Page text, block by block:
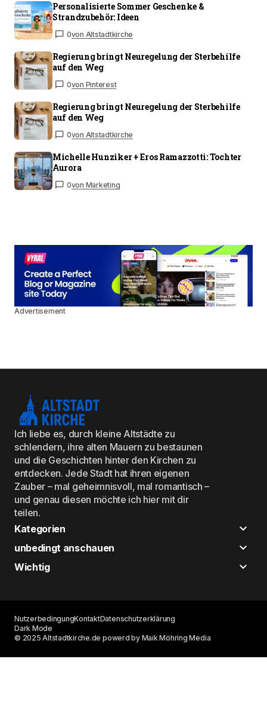
Personalisierte Sommer Geschenke &
Strandzubehör: Ideen
0von Altstadtkirche
Regierung bringt Neuregelung der Sterbehilfe
auf den Weg
0von Pinterest
Regierung bringt Neuregelung der Sterbehilfe
auf den Weg
0von Altstadtkirche
Michelle Hunziker + Eros Ramazzotti: Tochter
Aurora
0von Marketing
Advertisement
Ich liebe es, durch kleine Altstädte zu
schlendern, ihre alten Mauern zu bestaunen
und die Geschichten hinter den Kirchen zu
entdecken. Jede Stadt hat ihren eigenen
Zauber – mal geheimnisvoll, mal romantisch –
und genau diesen möchte ich hier mit dir
teilen.
Kategorien
unbedingt anschauen
Wichtig
© 2025 Altstadtkirche.de powerd by Maik Möhring Media
NutzerbedingungKontaktDatenschutzerklärung
Dark Mode